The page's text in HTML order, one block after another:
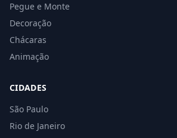
Pegue e Monte
Decoração
Chácaras
Animação
CIDADES
São Paulo
Rio de Janeiro